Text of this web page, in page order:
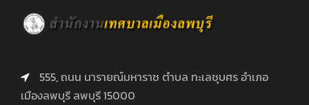
555, ถนน นารายณ์มหาราช ตำบล ทะเลชุบศร อำเภอ
เมืองลพบุรี ลพบุรี 15000